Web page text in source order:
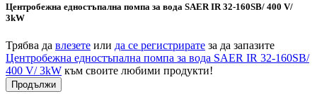
Центробежна едностъпална помпа за вода SAER IR 32-160SB/ 400 V/
3kW
Трябва да влезете или да се регистрирате за да запазите
Центробежна едностъпална помпа за вода SAER IR 32-160SB/
400 V/ 3kW към своите любими продукти!
Продължи